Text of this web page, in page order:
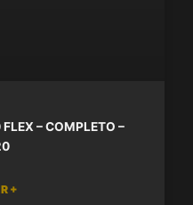
– COMPLETO –
+